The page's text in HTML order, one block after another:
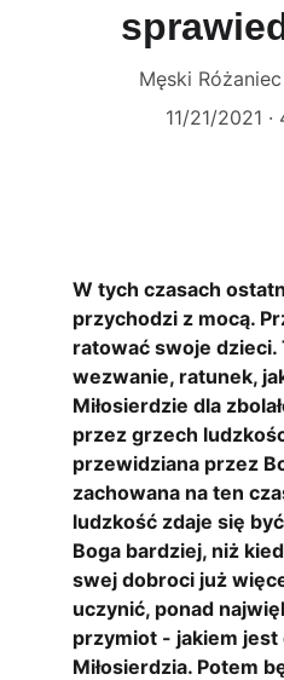
Męski
11/21/2021
W tych czasach
przychodzi z mocą.
ratować swoje dzieci.
wezwanie, ratunek,
Miłosierdzie dla
przez grzech
przewidziana przez
zachowana na ten
ludzkość zdaje się
Boga bardziej, niż
swej dobroci już
uczynić, ponad
przymiot - jakiem
Miłosierdzia. Potem